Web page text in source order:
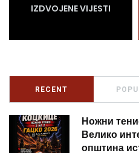
IZDVOJENE VIJESTI
RECENT
Ножни
Велико
општина